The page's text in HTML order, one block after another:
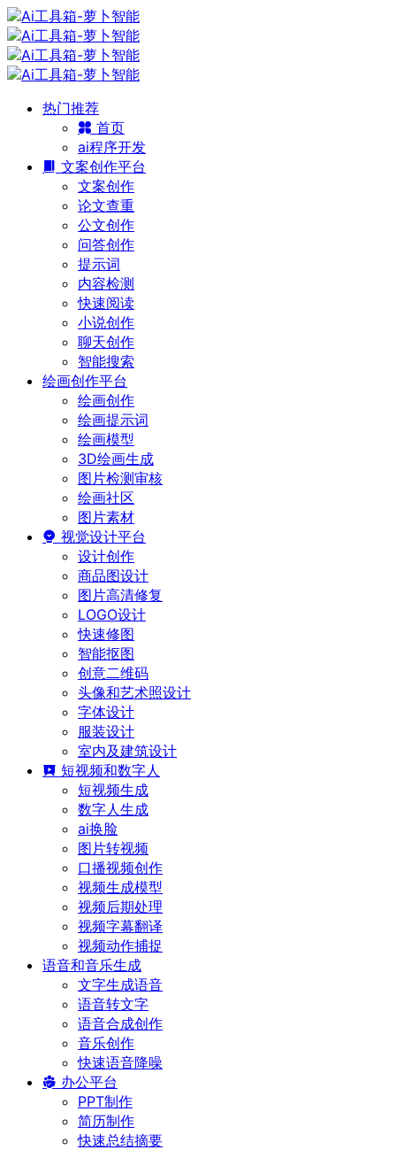
热门推荐
首页
ai程序开发
文案创作平台
文案创作
论文查重
公文创作
问答创作
提示词
内容检测
快速阅读
小说创作
聊天创作
智能搜索
绘画创作平台
绘画创作
绘画提示词
绘画模型
3D绘画生成
图片检测审核
绘画社区
图片素材
视觉设计平台
设计创作
商品图设计
图片高清修复
LOGO设计
快速修图
智能抠图
创意二维码
头像和艺术照设计
字体设计
服装设计
室内及建筑设计
短视频和数字人
短视频生成
数字人生成
ai换脸
图片转视频
口播视频创作
视频生成模型
视频后期处理
视频字幕翻译
视频动作捕捉
语音和音乐生成
文字生成语音
语音转文字
语音合成创作
音乐创作
快速语音降噪
办公平台
PPT制作
简历制作
快速总结摘要